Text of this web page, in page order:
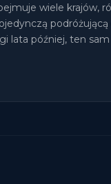
wiele krajów,
lata później, ten